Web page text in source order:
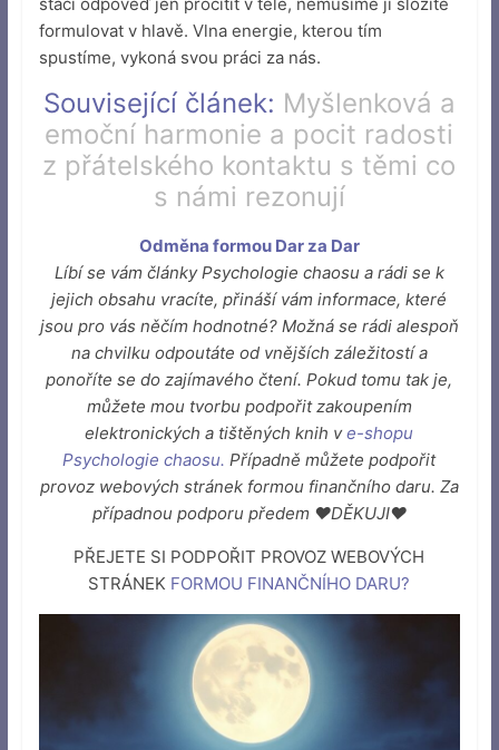
formulovat v hlavě. Vlna energie, kterou tím
spustíme, vykoná svou práci za nás.
Související článek: Myšlenková a
emoční harmonie a pocit radosti
z přátelského kontaktu s těmi co
s námi rezonují
Odměna formou Dar za Dar
Líbí se vám články Psychologie chaosu a rádi se k
jejich obsahu vracíte, přináší vám informace, které
jsou pro vás něčím hodnotné? Možná se rádi alespoň
na chvilku odpoutáte od vnějších záležitostí a
ponoříte se do zajímavého čtení. Pokud tomu tak je,
můžete mou tvorbu podpořit zakoupením
elektronických a tištěných knih ve-shopu
Psychologie chaosu. Případně můžete podpořit
provoz webových stránek formou finančního daru. Za
případnou podporu předem ♥DĚKUJI♥
PŘEJETE SI PODPOŘIT PROVOZ WEBOVÝCH
STRÁNEK FORMOU FINANČNÍHO DARU?